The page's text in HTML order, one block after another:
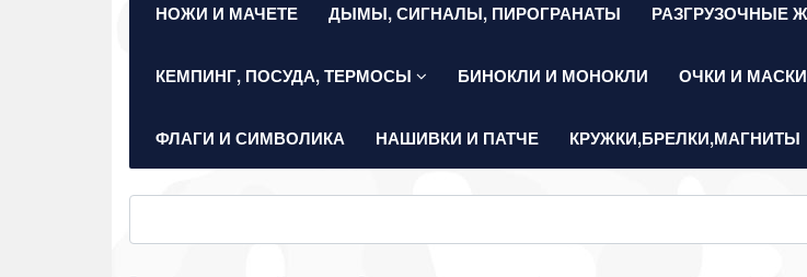
НОЖИ И МАЧЕТЕ ДЫМЫ, СИГНАЛЫ, ПИРОГРАНАТЫ РАЗГРУЗОЧНЫЕ
КЕМПИНГ, ПОСУДА, ТЕРМОСЫ БИНОКЛИ И МОНОКЛИ ОЧКИ И МАСКИ
ФЛАГИ И СИМВОЛИКА НАШИВКИ И ПАТЧЕ КРУЖКИ,БРЕЛКИ,МАГНИТЫ